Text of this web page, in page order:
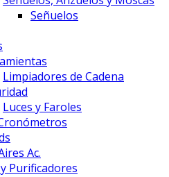
Señuelos
Limpiadores de Cadena
Luces y Faroles
Ac.
Purificadores